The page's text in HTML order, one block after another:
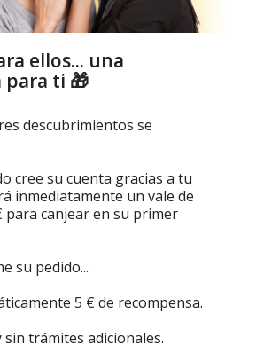
ellos... una
para ti 🎁
descubrimientos se
cree su cuenta gracias a tu
inmediatamente un vale de
para canjear en su primer
su pedido...
5 € de recompensa.
sin trámites adicionales.